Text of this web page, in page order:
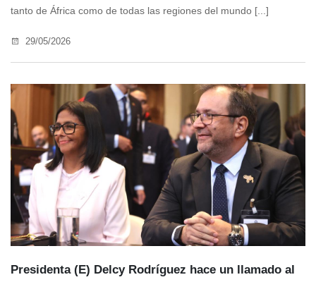
tanto de África como de todas las regiones del mundo [...]
29/05/2026
Presidenta (E) Delcy Rodríguez hace un llamado al